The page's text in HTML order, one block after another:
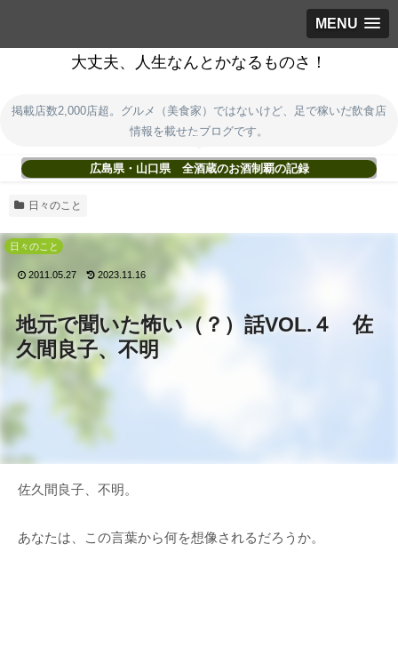
MENU
大丈夫、人生なんとかなるものさ！
掲載店数2,000店超。グルメ（美食家）ではないけど、足で稼いだ飲食店
情報を載せたブログです。
広島県・山口県 全酒蔵のお酒制覇の記録
日々のこと
地元で聞いた怖い（？）話VOL.４ 佐
久間良子、不明
日々のこと
2011.05.27 2023.11.16
佐久間良子、不明。
あなたは、この言葉から何を想像されるだろうか。